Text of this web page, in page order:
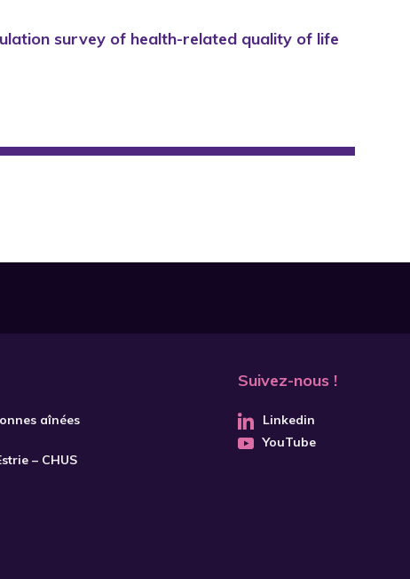
survey of health-related quality of life
aînées
– CHUS
Suivez-nous !
Linkedin
YouTube